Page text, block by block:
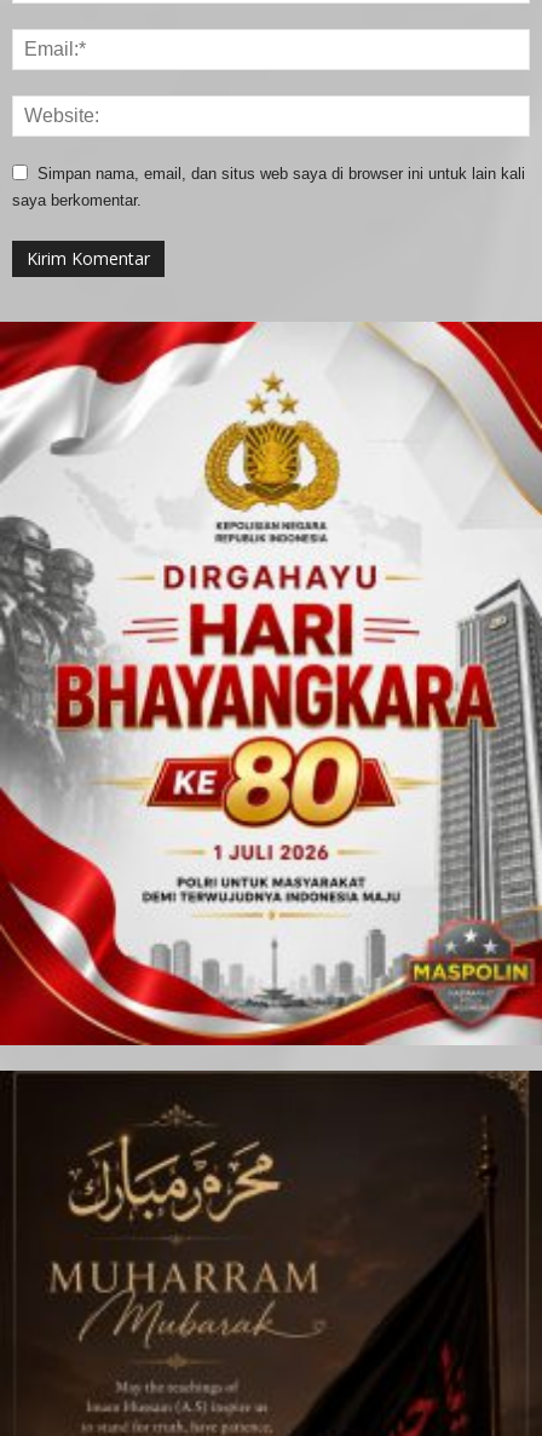
Simpan nama, email, dan situs web saya di browser ini untuk lain kali
saya berkomentar.